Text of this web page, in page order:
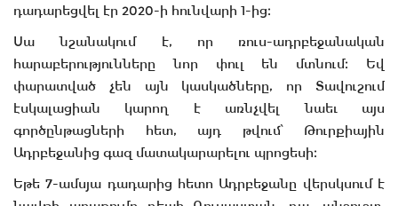
դադարեցվել էր 2020-ի հունվարի 1-ից։
Սա նշանակում է, որ ռուս-ադրբեջանական
հարաբերությունները նոր փուլ են մտնում։ Եվ
փարատված չեն այն կասկածները, որ Տավուշում
էսկալացիան կարող է առնչվել նաեւ այս
գործընթացների հետ, այդ թվում՝ Թուրքիային
Ադրբեջանից գազ մատակարարելու պրոցեսի։
Եթե 7-ամսյա դադարից հետո Ադրբեջանը վերսկսում է